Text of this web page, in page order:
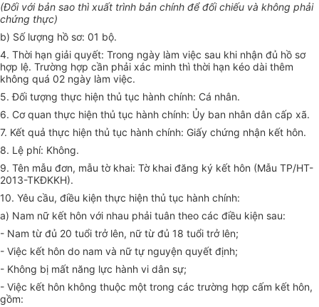
(Đối với bản sao thì xuất trình bản chính để đối chiếu và không phải
chứng thực)
b) Số lượng hồ sơ: 01 bộ.
4. Thời hạn giải quyết: Trong ngày làm việc sau khi nhận đủ hồ sơ
hợp lệ. Trường hợp cần phải xác minh thì thời hạn kéo dài thêm
không quá 02 ngày làm việc.
5. Đối tượng thực hiện thủ tục hành chính: Cá nhân.
6. Cơ quan thực hiện thủ tục hành chính: Ủy ban nhân dân cấp xã.
7. Kết quả thực hiện thủ tục hành chính: Giấy chứng nhận kết hôn.
8. Lệ phí: Không.
9. Tên mẫu đơn, mẫu tờ khai: Tờ khai đăng ký kết hôn (Mẫu TP/HT-
2013-TKĐKKH).
10. Yêu cầu, điều kiện thực hiện thủ tục hành chính:
a) Nam nữ kết hôn với nhau phải tuân theo các điều kiện sau:
- Nam từ đủ 20 tuổi trở lên, nữ từ đủ 18 tuổi trở lên;
- Việc kết hôn do nam và nữ tự nguyện quyết định;
- Không bị mất năng lực hành vi dân sự;
- Việc kết hôn không thuộc một trong các trường hợp cấm kết hôn,
gồm: